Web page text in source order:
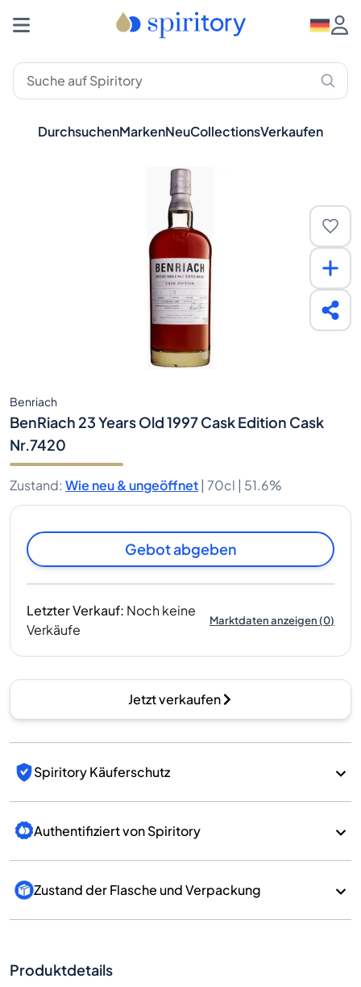
DurchsuchenMarkenNeuCollectionsVerkaufen
Benriach
BenRiach 23 Years Old 1997 Cask Edition Cask
Nr.7420
Zustand: Wie neu & ungeöffnet | 70cl | 51.6%
Gebot abgeben
Letzter Verkauf: Noch keine
Verkäufe
Marktdaten anzeigen(0)
Jetzt verkaufen
Spiritory Käuferschutz
Authentifiziert von Spiritory
Zustand der Flasche und Verpackung
Produktdetails